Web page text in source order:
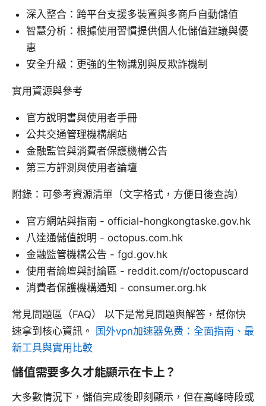
深入整合：跨平台支援多裝置與多商戶自動儲值
智慧分析：根據使用習慣提供個人化儲值建議與優
惠
安全升級：更強的生物識別與反欺詐機制
實用資源與參考
官方說明書與使用者手冊
公共交通管理機構網站
金融監管與消費者保護機構公告
第三方評測與使用者論壇
附錄：可參考資源清單（文字格式，方便日後查詢）
官方網站與指南 - official-hongkongtaske.gov.hk
八達通儲值說明 - octopus.com.hk
金融監管機構公告 - fgd.gov.hk
使用者論壇與討論區 - reddit.com/r/octopuscard
消費者保護機構通知 - consumer.org.hk
常見問題區（FAQ） 以下是常見問題與解答，幫你快
速拿到核心資訊。
国外vpn加速器免费：全面指南、最
新工具與實用比較
儲值需要多久才能顯示在卡上？
大多數情況下，儲值完成後即刻顯示，但在高峰時段或